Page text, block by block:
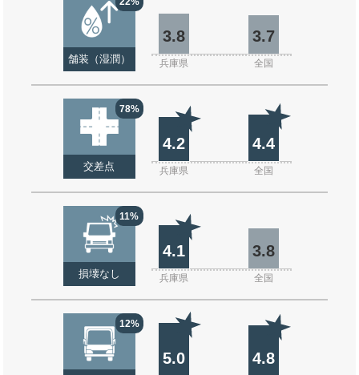
舗装（湿潤）
3.8 3.7
兵庫県 全国
78%
交差点
4.2 4.4
兵庫県 全国
11%
損壊なし
4.1 3.8
兵庫県 全国
12%
5.0 4.8